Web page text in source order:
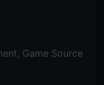
Game Source